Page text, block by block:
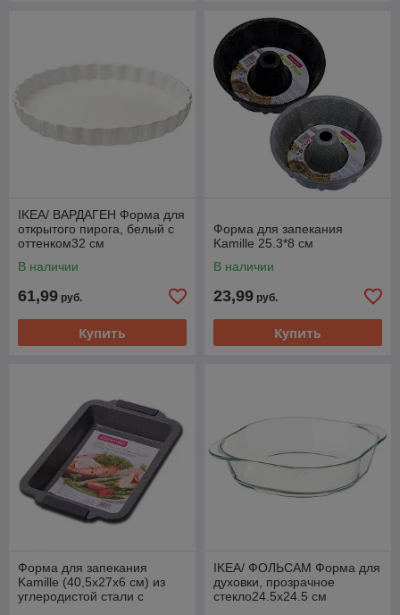
IKEA/ ВАРДАГЕН Форма для
открытого пирога, белый с
оттенком32 см
В наличии
61,99 руб.
Купить
Форма для запекания
Kamille 25.3*8 см
В наличии
23,99 руб.
Купить
Форма для запекания
Kamille (40,5х27х6 см) из
углеродистой стали с
IKEA/ ФОЛЬСАМ Форма для
духовки, прозрачное
стекло24.5x24.5 см